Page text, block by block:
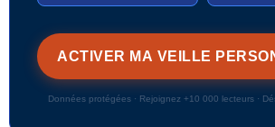
Données protégées · Rejoignez +10 000 lecteurs ·